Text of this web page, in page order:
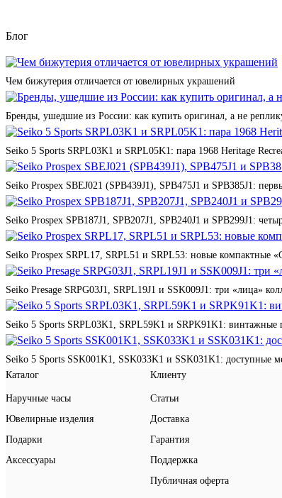
Блог
Чем бижутерия отличается от ювелирных украшений
Бренды, ушедшие из России: как купить оригинал, а не
Seiko 5 Sports SRPL03K1 и SRPL05K1: пара 1968 Heritage
Seiko Prospex SBEJ021 (SPB439J1), SPB475J1 и SPB385J1:
Seiko Prospex SPB187J1, SPB207J1, SPB240J1 и SPB299J1:
Seiko Prospex SRPL17, SRPL51 и SRPL53: новые компактные
Seiko Presage SRPG03J1, SRPL19J1 и SSK009J1: три «лица»
Seiko 5 Sports SRPL03K1, SRPL59K1 и SRPK91K1: винтажные
Seiko 5 Sports SSK001K1, SSK033K1 и SSK031K1: доступные
Каталог
Наручные часы
Ювелирные изделия
Подарки
Аксессуары
Клиенту
Статьи
Доставка
Гарантия
Поддержка
Публичная оферта